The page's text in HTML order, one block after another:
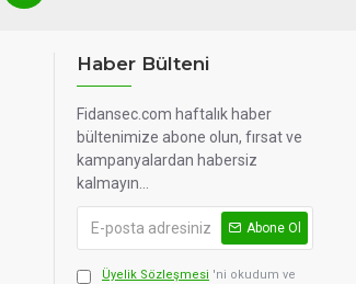
Haber Bülteni
Fidansec.com haftalık haber
bültenimize abone olun, fırsat ve
kampanyalardan habersiz
kalmayın...
Abone Ol
Üyelik Sözleşmesi 'ni okudum ve